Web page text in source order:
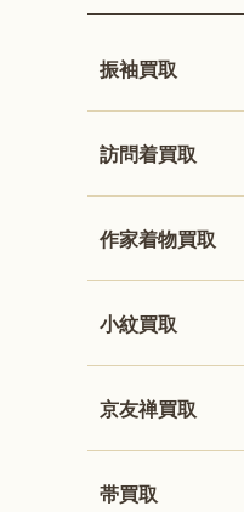
振袖買取
訪問着買取
作家着物買取
小紋買取
京友禅買取
帯買取